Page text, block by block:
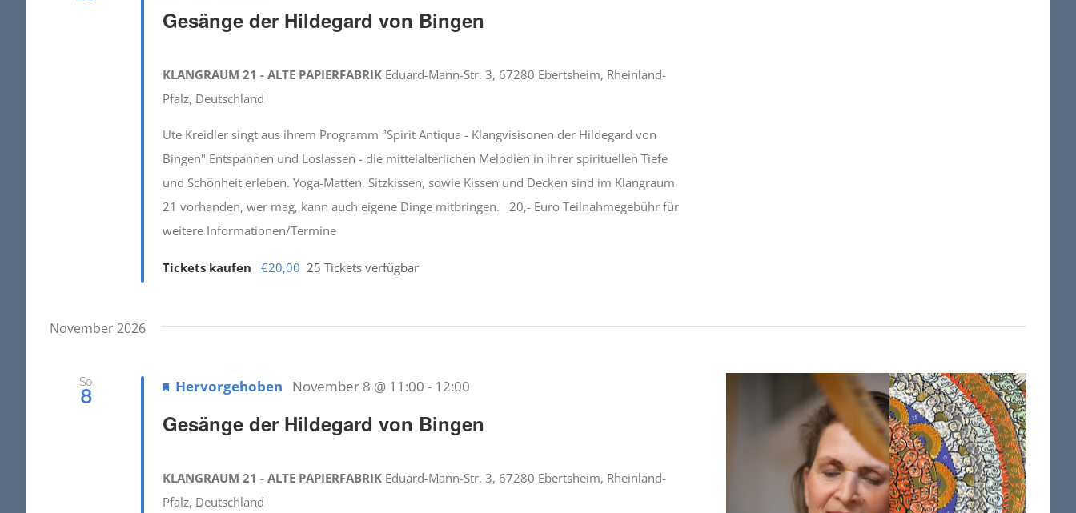
Gesänge der Hildegard von Bingen
KLANGRAUM 21 - ALTE PAPIERFABRIK Eduard-Mann-Str. 3, 67280 Ebertsheim, Rheinland-
Pfalz, Deutschland
Ute Kreidler singt aus ihrem Programm "Spirit Antiqua - Klangvisisonen der Hildegard von
Bingen" Entspannen und Loslassen - die mittelalterlichen Melodien in ihrer spirituellen Tiefe
und Schönheit erleben. Yoga-Matten, Sitzkissen, sowie Kissen und Decken sind im Klangraum
21 vorhanden, wer mag, kann auch eigene Dinge mitbringen. 20,- Euro Teilnahmegebühr für
weitere Informationen/Termine
Tickets kaufen €20,00 25 Tickets verfügbar
November 2026
So.
8
Gesänge der Hildegard von Bingen
Hervorgehoben November 8 @ 11:00 - 12:00
KLANGRAUM 21 - ALTE PAPIERFABRIK Eduard-Mann-Str. 3, 67280 Ebertsheim, Rheinland-
Pfalz, Deutschland